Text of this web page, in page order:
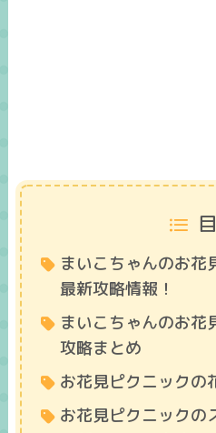
まいこちゃんのお花
最新攻略情報！
まいこちゃんのお花
攻略まとめ
お花見ピクニックの
お花見ピクニックの